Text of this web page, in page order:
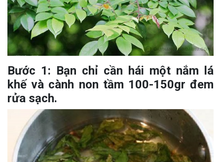
Bước 1: Bạn chỉ cần hái một nắm lá
khế và cành non tầm 100-150gr đem
rửa sạch.